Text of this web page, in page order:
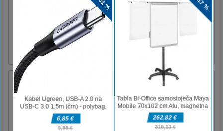
Povlecite avto
Igra kot igra Rush hour prometa z zastoji.
Uporabite logiko, da svoj rdeči avto odpeljete
s parkirišča. Premaknite karte, da bo vaš rdeči
avtomobil lahko prišel do izhoda.
simple and addictive. Join the numbers and
get to the 2048 tile! When two tiles with the
same number touch, they merge into one.
Let's make the best possible result in one of